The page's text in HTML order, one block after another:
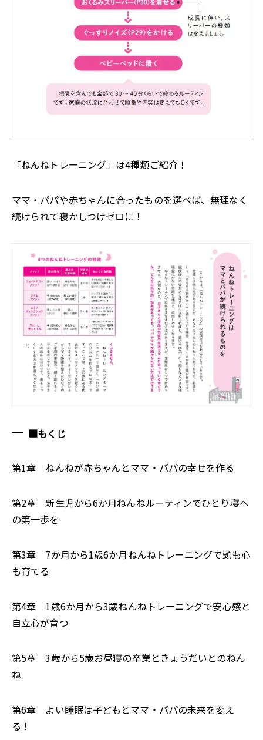
「ねんねトレーニング」は4種類ご紹介！
ママ・パパや赤ちゃんに合ったものを選べば、無理なく
続けられて寝かしつけゼロに！
■もくじ
第1章 ねんねが赤ちゃんとママ・パパの幸せを作る
第2章 新生児から6か月――ねんねルーティンでひとり寝へ
の第一歩を
第3章 7か月から1歳6か月――ねんねトレーニングで頭も心
も育てる
第4章 1歳6か月から3歳――ねんねトレーニングで安心感と
自立心が育つ
第5章 3歳から5歳――お昼寝の卒業ときょうだいとのねん
ね
第6章 よい睡眠は子どもとママ・パパの未来を変え
る！